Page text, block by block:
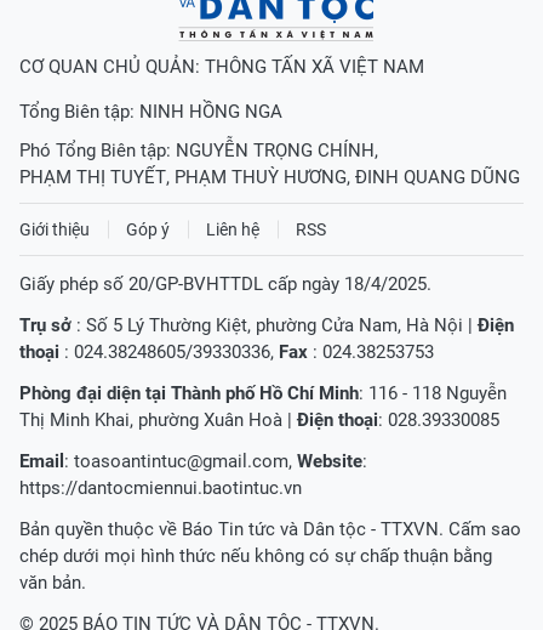
CƠ QUAN CHỦ QUẢN: THÔNG TẤN XÃ VIỆT NAM
Tổng Biên tập: NINH HỒNG NGA
Phó Tổng Biên tập: NGUYỄN TRỌNG CHÍNH,
PHẠM THỊ TUYẾT, PHẠM THUỲ HƯƠNG, ĐINH QUANG DŨNG
Giới thiệu Góp ý Liên hệ RSS
Giấy phép số 20/GP-BVHTTDL cấp ngày 18/4/2025.
Trụ sở : Số 5 Lý Thường Kiệt, phường Cửa Nam, Hà Nội |Điện
thoại : 024.38248605/39330336, Fax : 024.38253753
Phòng đại diện tại Thành phố Hồ Chí Minh: 116 - 118 Nguyễn
Thị Minh Khai, phường Xuân Hoà |Điện thoại: 028.39330085
Email : toasoantintuc@gmail.com, Website:
https://dantocmiennui.baotintuc.vn
Bản quyền thuộc về Báo Tin tức và Dân tộc - TTXVN. Cấm sao
chép dưới mọi hình thức nếu không có sự chấp thuận bằng
văn bản.
© 2025 BÁO TIN TỨC VÀ DÂN TỘC - TTXVN.